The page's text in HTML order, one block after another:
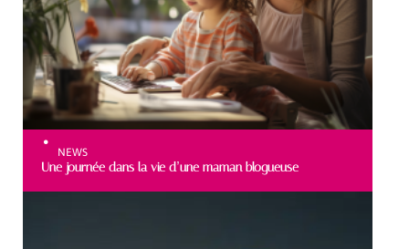
NEWS
Une journée dans la vie d’une maman blogueuse